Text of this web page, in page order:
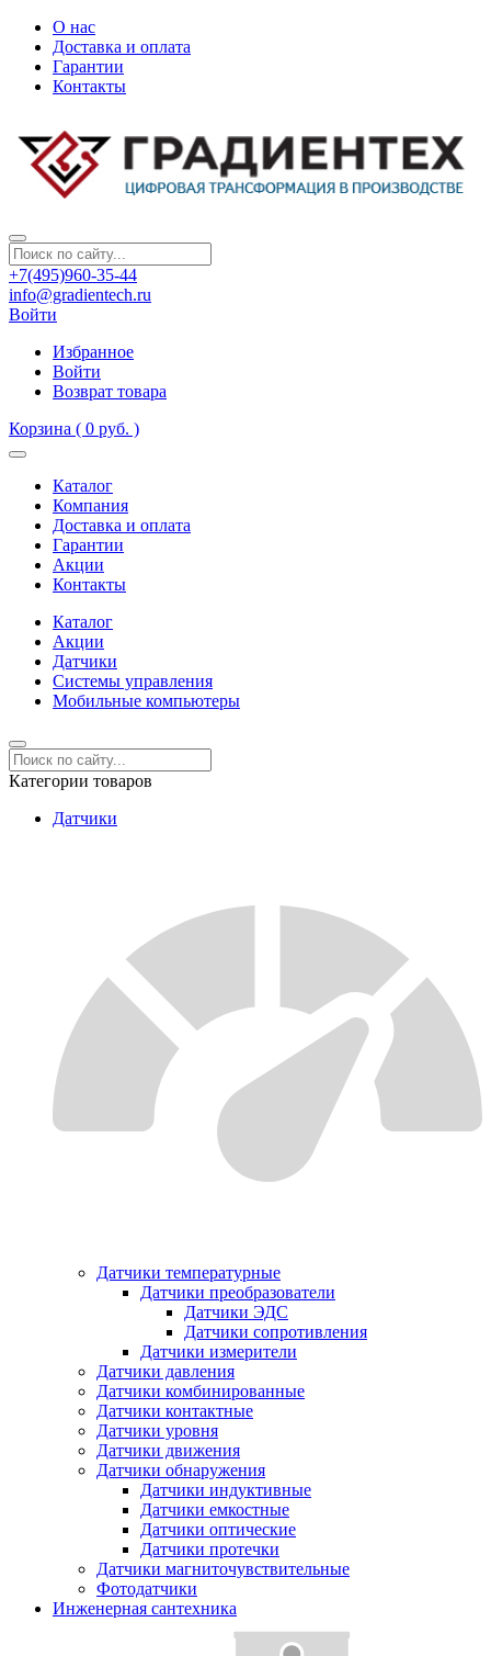
О нас
Доставка и оплата
Гарантии
Контакты
+7(495)960-35-44
info@gradientech.ru
Войти
Избранное
Войти
Возврат товара
Корзина ( 0 руб. )
Каталог
Компания
Доставка и оплата
Гарантии
Акции
Контакты
Каталог
Акции
Датчики
Системы управления
Мобильные компьютеры
Категории товаров
Датчики
Датчики температурные
Датчики преобразователи
Датчики ЭДС
Датчики сопротивления
Датчики измерители
Датчики давления
Датчики комбинированные
Датчики контактные
Датчики уровня
Датчики движения
Датчики обнаружения
Датчики индуктивные
Датчики емкостные
Датчики оптические
Датчики протечки
Датчики магниточувствительные
Фотодатчики
Инженерная сантехника